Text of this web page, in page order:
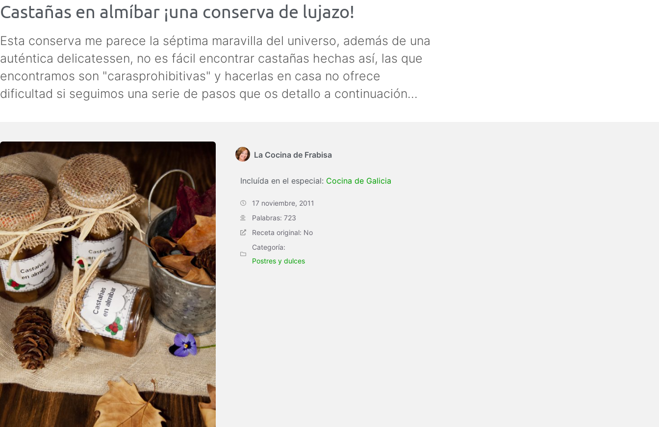
Castañas en almíbar ¡una conserva de lujazo!
Esta conserva me parece la séptima maravilla del universo, además de una
auténtica delicatessen, no es fácil encontrar castañas hechas así, las que
encontramos son "carasprohibitivas" y hacerlas en casa no ofrece
dificultad si seguimos una serie de pasos que os detallo a continuación...
La Cocina de Frabisa
Incluída en el especial: Cocina de Galicia
17 noviembre, 2011
Palabras: 723
Receta original: No
Categoría:
Postres y dulces